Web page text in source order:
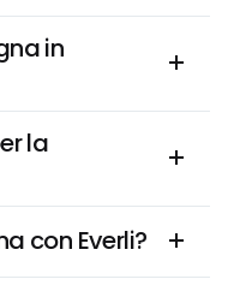
in
la
con Everli?